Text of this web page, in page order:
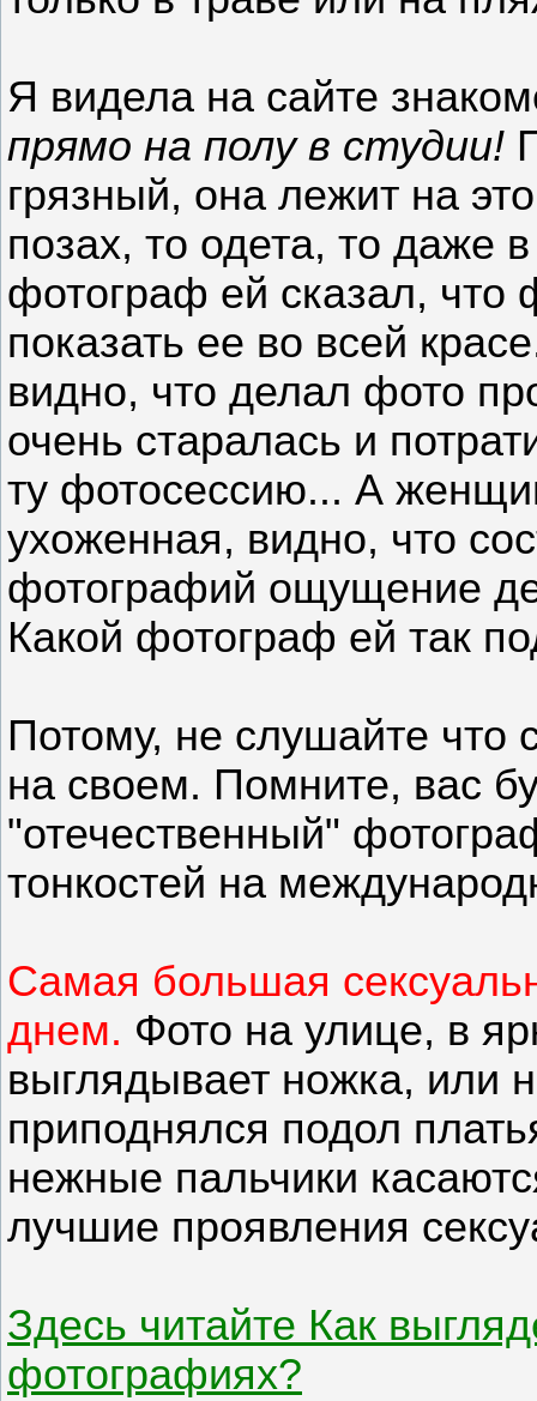
Я видела на сайте
прямо на полу в студии!
грязный, она лежит на
позах, то одета, то даже
фотограф ей сказал, что
показать ее во всей
видно, что делал фото
очень старалась и
ту фотосессию... А
ухоженная, видно, что
фотографий ощущение
Какой фотограф ей так
Потому, не слушайте что
на своем. Помните, вас
"отечественный"
тонкостей на
Самая большая
днем. Фото на улице, в
выглядывает ножка, или
приподнялся подол
нежные пальчики
лучшие проявления
Здесь читайте Как
фотографиях?